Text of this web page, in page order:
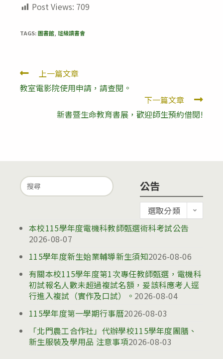
Post Views: 709
TAGS:圖書館, 班級讀書會
Read
more
articles
上一篇文章
教室電影院使用申請，請查閱。
下一篇文章
新書暨生命教育書展，歡迎師生預約借閱!
Search
for:
公告
告
選取分類
本校115學年度電機科教師甄選術科考試公告
2026-08-07
115學年度新生始業輔導新生須知2026-08-06
有關本校115學年度第1次專任教師甄選，電機科
初試報名人數未超過複試名額，爰該科應考人逕
行進入複試（實作及口試）。 2026-08-04
115學年度第一學期行事曆2026-08-03
「北門農工合作社」代辦學校115學年度團膳、
新生服裝及學用品 注意事項2026-08-03